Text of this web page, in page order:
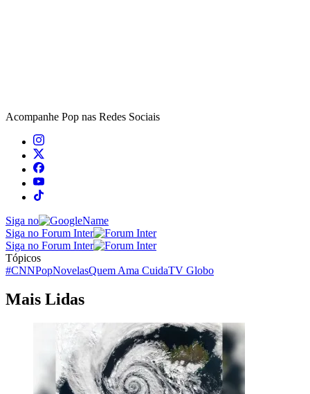
Acompanhe Pop nas Redes Sociais
Siga no
Siga no Forum Inter
Siga no Forum Inter
Tópicos
#CNNPopNovelasQuem Ama CuidaTV Globo
Mais Lidas